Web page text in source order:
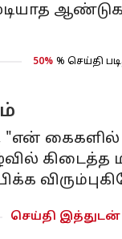
50% % செய்தி
கைகளில்
செய்தி இத்துடன்